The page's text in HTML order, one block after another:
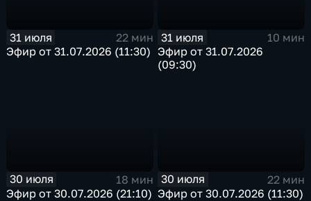
31 июля
22 мин
Эфир от 31.07.2026 (11:30)
31 июля
10 мин
Эфир от 31.07.2026
(09:30)
30 июля
18 мин
Эфир от 30.07.2026 (21:10)
30 июля
22 мин
Эфир от 30.07.2026 (11:30)